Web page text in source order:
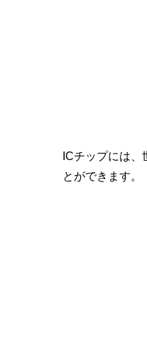
ICチップには
とができます。